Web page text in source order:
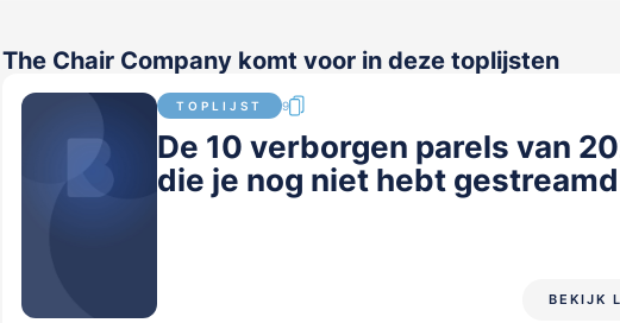
The Chair Company komt voor in deze toplijsten
TOPLIJST 9
De 10 verborgen parels van
die je nog niet hebt gestreamd
BEKIJK